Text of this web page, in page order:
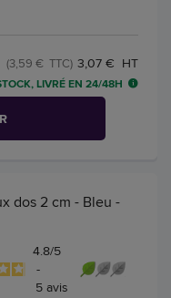
3,07 € HT
(3,59 € TTC)
LIVRÉ EN 24/48H
dos 2 cm - Bleu -
4.8/5
-
5 avis